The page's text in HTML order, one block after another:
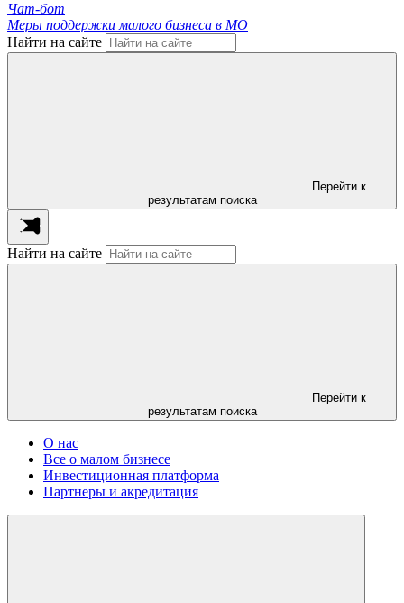
Чат-бот
Меры поддержки малого бизнеса в МО
Найти на сайте
Перейти к
результатам поиска
Найти на сайте
Перейти к
результатам поиска
О нас
Все о малом бизнесе
Инвестиционная платформа
Партнеры и акредитация